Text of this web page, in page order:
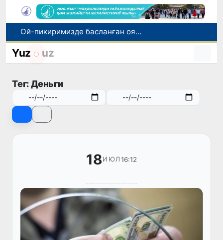
Ой-пикиримизде басланған ояныў жоқары шеклерге жетеклеп атыр
Өзбекстан мал гөши импортын арттырды: Ҳиндстан ҳәм Беларусь тийкарғы жеткерип бериўшилерге айланды
Мәмлекетлик хызмет: лаўазым емес, потенциал ҳәм нәтийже баҳаланатуғын жаңа дәўир
Yuz uz
Тег: Деньги
18ИЮЛ 16:12